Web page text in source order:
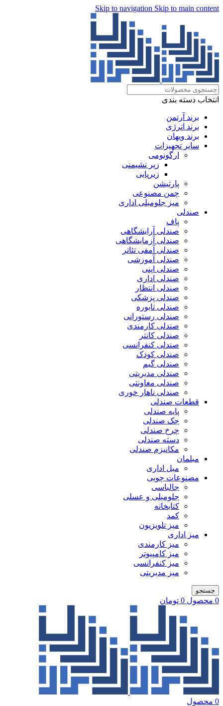
Skip to navigation Skip to main content
انتخاب دسته بندی
برند آرتمن
برند انرژی
برند ویهان
سایر تجهیزات
ارگونومی
زیر نشیمنی
زیرپایی
پارتیشن
چمن مصنوعی
میز جلومبلی اداری
صندلی
پاف
صندلی آرایشگاهی
صندلی آزمایشگاهی
صندلی آمفی تئاتر
صندلی آموزشی
صندلی اپنی
صندلی اداری
صندلی انتظار
صندلی پزشکی
صندلی تابوره
صندلی رستورانی
صندلی کارمندی
صندلی کانتر
صندلی کنفرانسی
صندلی کودک
صندلی گیم
صندلی مدیریتی
صندلی معاونتی
صندلی ناهار خوری
قطعات صندلی
پایه صندلی
جک صندلی
چرخ صندلی
دسته صندلی
مکانیزم صندلی
مبلمان
مبل اداری
مصنوعات چوبی
جالباسی
جلومبلی و عسلی
کتابخانه
کمد
میز تلویزیون
میز اداری
میز کارمندی
میز کامپیوتر
میز کنفرانسی
میز مدیریتی
جستجو
0 محصول 0 تومان
0 محصول